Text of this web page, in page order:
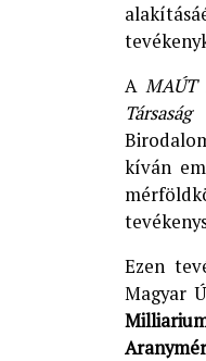
AMAÚT
Társaság
kíván
Ezen
Magyar